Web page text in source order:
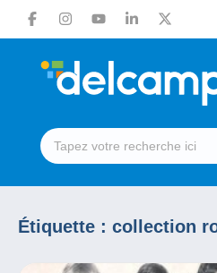
Étiquette : collection